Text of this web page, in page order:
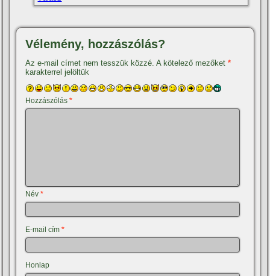
Vélemény, hozzászólás?
Az e-mail címet nem tesszük közzé. A kötelező mezőket*
karakterrel jelöltük
Hozzászólás*
Név*
E-mail cím*
Honlap